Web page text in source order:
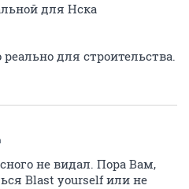
для Нска
реально для строительства.
не видал. Пора Вам,
Blast yourself или не